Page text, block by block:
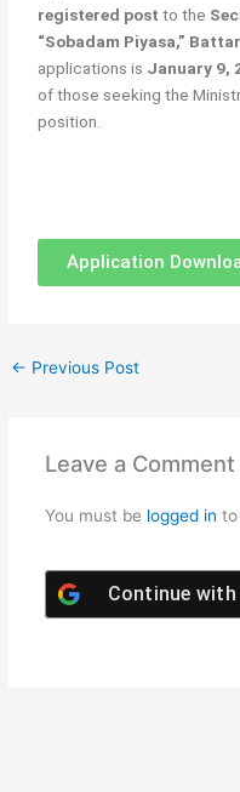
registered post to the
“Sobadam Piyasa,”
applications is January 9,
of those seeking the
position.
Application
← Previous Post
Leave a Comment
You must be logged in to
Continue with